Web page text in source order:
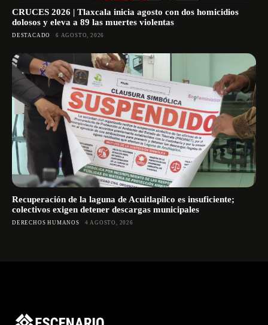
CRUCES 2026 | Tlaxcala inicia agosto con dos homicidios
dolosos y eleva a 89 las muertes violentas
DESTACADO 6 AGOSTO, 2026
Recuperación de la laguna de Acuitlapilco es insuficiente;
colectivos exigen detener descargas municipales
DERECHOS HUMANOS 4 AGOSTO, 2026